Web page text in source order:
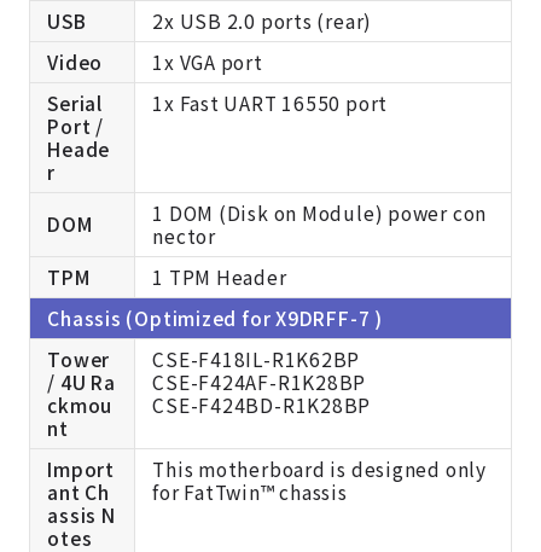
USB
2x USB 2.0 ports (rear)
Video
1x VGA port
Serial
Port /
Heade
r
1x Fast UART 16550 port
DOM
1 DOM (Disk on Module) power con
nector
TPM
1 TPM Header
Chassis (Optimized for X9DRFF-7 )
Tower
/ 4U Ra
ckmou
nt
CSE-F418IL-R1K62BP
CSE-F424AF-R1K28BP
CSE-F424BD-R1K28BP
Import
ant Ch
assis N
otes
This motherboard is designed only
for FatTwin™ chassis